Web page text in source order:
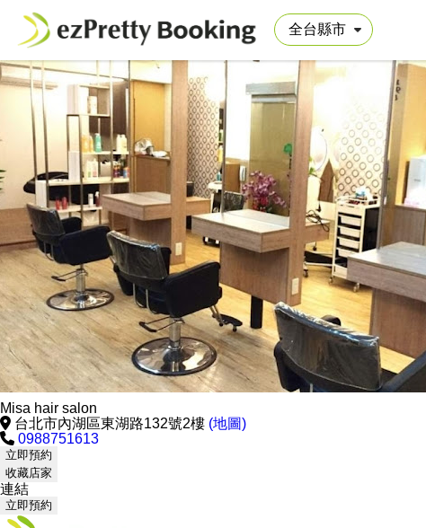
Misa hair salon
台北市內湖區東湖路132號2樓 (地圖)
0988751613
立即預約
收藏店家
連結
立即預約